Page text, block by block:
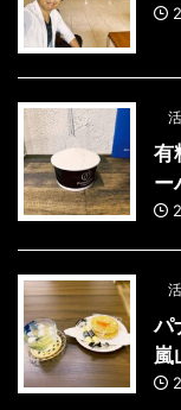
有
ー
パ
嵐